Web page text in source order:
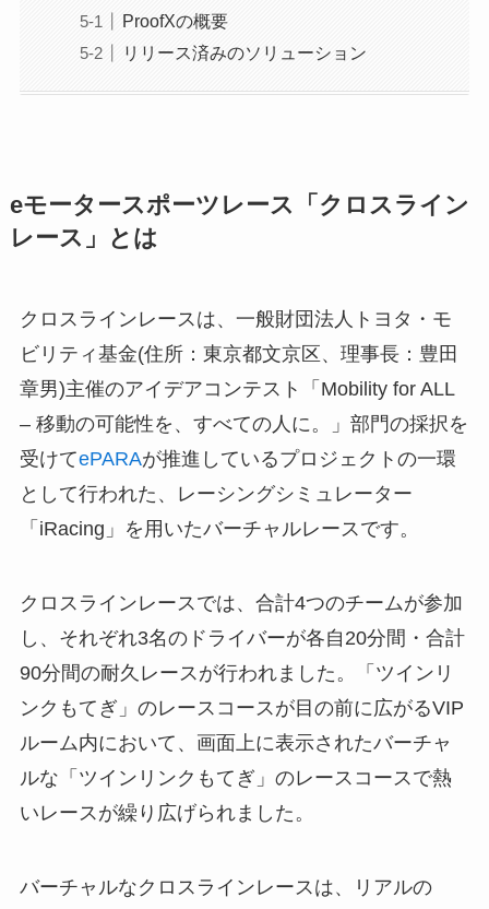
ProofXの概要
リリース済みのソリューション
eモータースポーツレース「クロスライン
レース」とは
クロスラインレースは、一般財団法人トヨタ・モ
ビリティ基金(住所：東京都文京区、理事長：豊田
章男)主催のアイデアコンテスト「Mobility for ALL
– 移動の可能性を、すべての人に。」部門の採択を
受けてePARAが推進しているプロジェクトの一環
として行われた、レーシングシミュレーター
「iRacing」を用いたバーチャルレースです。
クロスラインレースでは、合計4つのチームが参加
し、それぞれ3名のドライバーが各自20分間・合計
90分間の耐久レースが行われました。「ツインリ
ンクもてぎ」のレースコースが目の前に広がるVIP
ルーム内において、画面上に表示されたバーチャ
ルな「ツインリンクもてぎ」のレースコースで熱
いレースが繰り広げられました。
バーチャルなクロスラインレースは、リアルの